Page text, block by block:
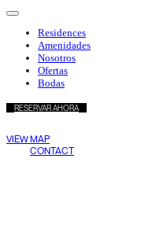
Residences
Amenidades
Nosotros
Ofertas
Bodas
RESERVAR AHORA
Medellín
VIEW MAP
CONTACT